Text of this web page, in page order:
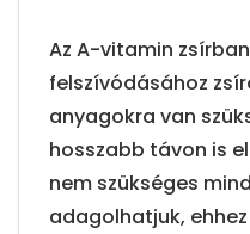
Az A-vitamin
felszívódásához
anyagokra van
hosszabb távon is
nem szükséges
adagolhatjuk,